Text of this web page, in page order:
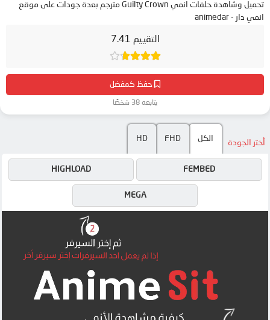
التقييم 7.41
حفظ كمفضل
يتابعه 38 شخصًا
تحميل وشاهدة حلقات انمي Guilty Crown مترجم بعدة جودات على موقع
انمي دار - animedar
أختر الجودة الكل FHD
HD
FEMBED
HIGHLOAD
MEGA